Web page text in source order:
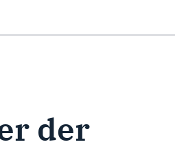
der